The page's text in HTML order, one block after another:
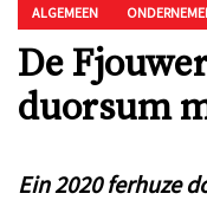
ALGEMEEN
De
duorsum
Ein 2020 ferhuze